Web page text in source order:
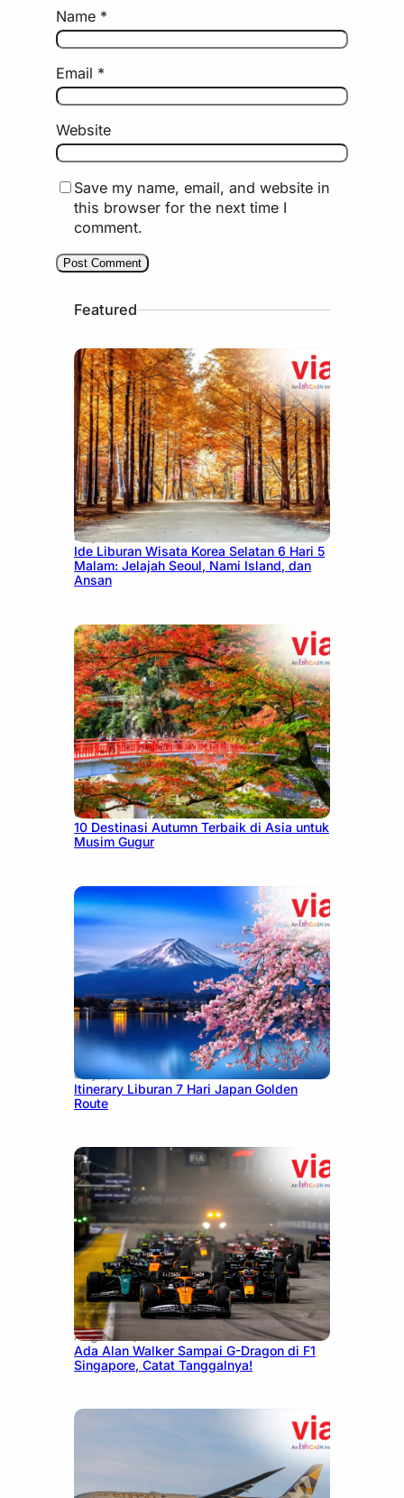
Name *
Email *
Website
Save my name, email, and website in
this browser for the next time I
comment.
Featured
July 15, 2026
Ide Liburan Wisata Korea Selatan 6 Hari 5
Malam: Jelajah Seoul, Nami Island, dan
Ansan
July 9, 2026
10 Destinasi Autumn Terbaik di Asia untuk
Musim Gugur
July 7, 2026
Itinerary Liburan 7 Hari Japan Golden
Route
August 13, 2025
Ada Alan Walker Sampai G-Dragon di F1
Singapore, Catat Tanggalnya!